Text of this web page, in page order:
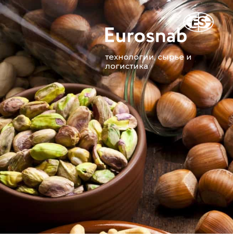
технологии, сырье и
логистика